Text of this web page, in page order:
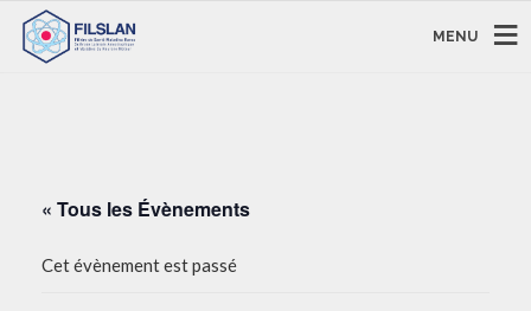
MENU
« Tous les Évènements
Cet évènement est passé